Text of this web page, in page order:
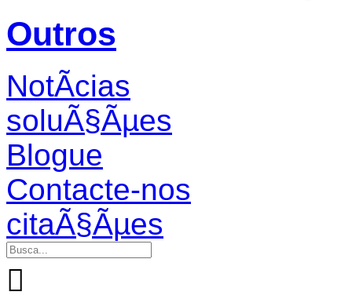
Outros
NotÃ­cias
soluÃ§Ãµes
Blogue
Contacte-nos
citaÃ§Ãµes
